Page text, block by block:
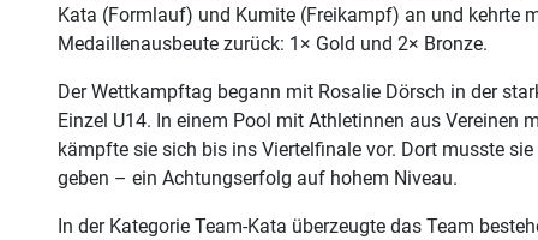
Kata (Formlauf) und Kumite (Freikampf) an und kehrte
Medaillenausbeute zurück: 1× Gold und 2× Bronze.
Der Wettkampftag begann mit Rosalie Dörsch in der
Einzel U14. In einem Pool mit Athletinnen aus Vereinen
kämpfte sie sich bis ins Viertelfinale vor. Dort musste
geben – ein Achtungserfolg auf hohem Niveau.
In der Kategorie Team-Kata überzeugte das Team